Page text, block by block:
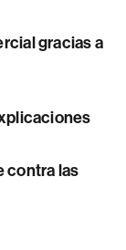
gracias a
contra las